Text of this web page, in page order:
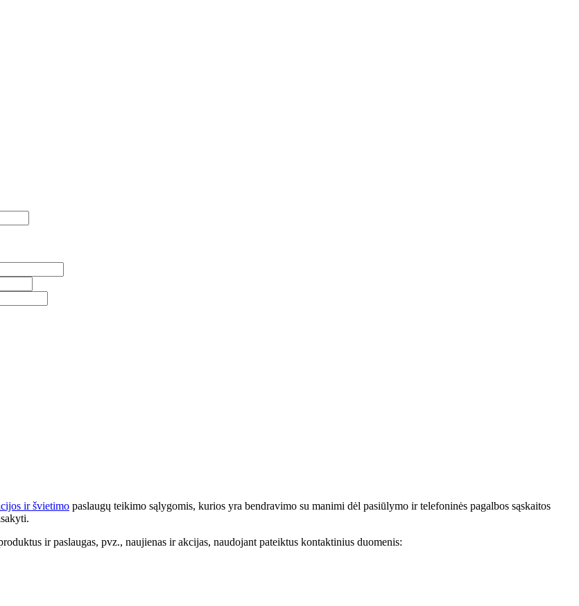
ir švietimo paslaugų teikimo sąlygomis, kurios yra bendravimo su manimi dėl pasiūlymo ir telefoninės pagalbos sąskaitos
ir paslaugas, pvz., naujienas ir akcijas, naudojant pateiktus kontaktinius duomenis: